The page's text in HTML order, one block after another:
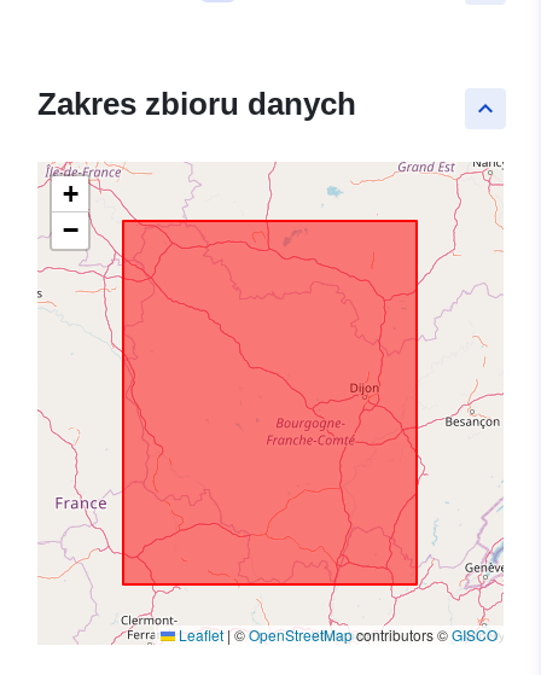
keyboard_arrow_up
Zakres zbioru danych
+
−
Leaflet |©OpenStreetMapcontributors ©GISCO